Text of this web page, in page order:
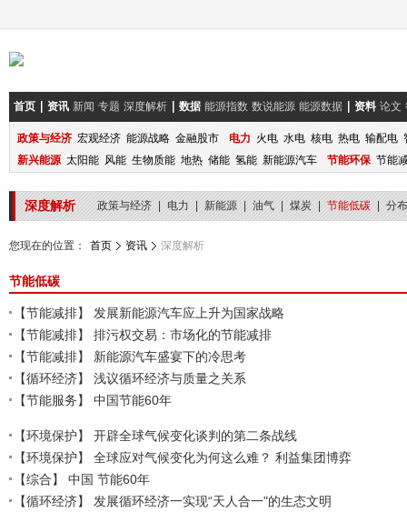
首页 资讯 新闻 专题 深度解析 数据 能源指数 数说能源 能源数据 资料 论文
政策与经济 宏观经济 能源战略 金融股市 电力 火电 水电 核电 热电 输配电
新兴能源 太阳能 风能 生物质能 地热 储能 氢能 新能源汽车 节能环保 节能
深度解析 政策与经济 | 电力 | 新能源 | 油气 | 煤炭 | 节能低碳 | 分
您现在的位置： 首页 资讯 深度解析
节能低碳
【节能减排】
发展新能源汽车应上升为国家战略
【节能减排】
排污权交易：市场化的节能减排
【节能减排】
新能源汽车盛宴下的冷思考
【循环经济】
浅议循环经济与质量之关系
【节能服务】
中国节能60年
【环境保护】
开辟全球气候变化谈判的第二条战线
【环境保护】
全球应对气候变化为何这么难？ 利益集团博弈
【综合】
中国 节能60年
【循环经济】
发展循环经济一实现“天人合一"的生态文明